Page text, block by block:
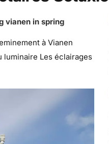
à Vianen
luminaire Les éclairages